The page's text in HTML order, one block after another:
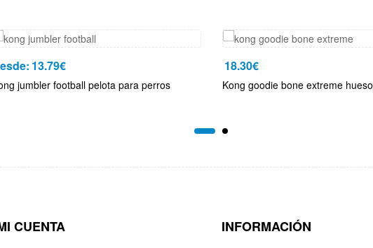
13.79€
jumbler football pelota para perros
18.30€
Kong goodie bone extreme hueso
CUENTA INFORMACIÓN